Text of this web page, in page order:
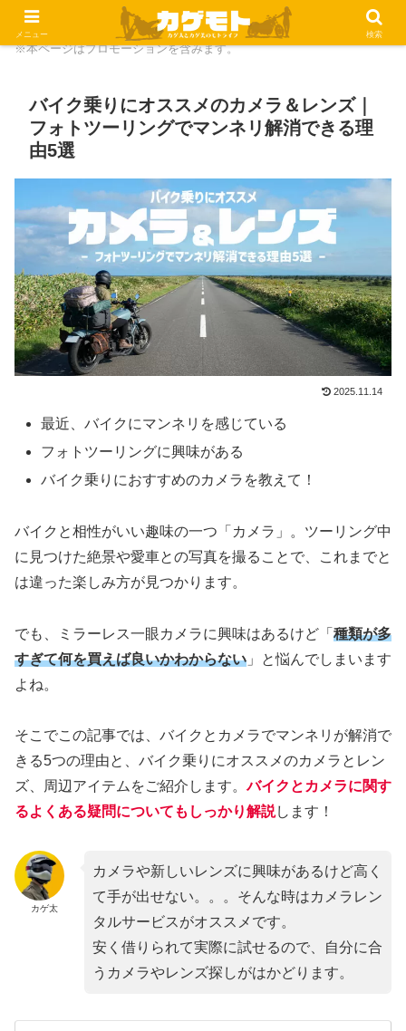
※本ページはプロモーションを含みます。
バイク乗りにオススメのカメラ＆レンズ｜
フォトツーリングでマンネリ解消できる理
由5選
2025.11.14
最近、バイクにマンネリを感じている
フォトツーリングに興味がある
バイク乗りにおすすめのカメラを教えて！
バイクと相性がいい趣味の一つ「カメラ」。ツーリング中
に見つけた絶景や愛車との写真を撮ることで、これまでと
は違った楽しみ方が見つかります。
でも、ミラーレス一眼カメラに興味はあるけど「 種類が多
すぎて何を買えば良いかわからない 」と悩んでしまいます
よね。
そこでこの記事では、バイクとカメラでマンネリが解消で
きる5つの理由と、バイク乗りにオススメのカメラとレン
ズ、周辺アイテムをご紹介します。バイクとカメラに関す
るよくある疑問についてもしっかり解説します！
カゲ太
カメラや新しいレンズに興味があるけど高く
て手が出せない。。。そんな時はカメラレン
タルサービスがオススメです。
安く借りられて実際に試せるので、自分に合
うカメラやレンズ探しがはかどります。
メニュー 検索